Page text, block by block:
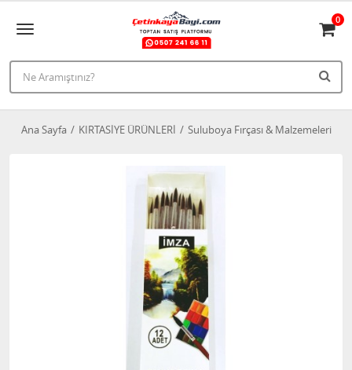
0
Ana Sayfa KIRTASİYE ÜRÜNLERİ Suluboya Fırçası & Malzemeleri